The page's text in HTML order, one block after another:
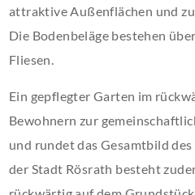
attraktive Außenflächen und
Die Bodenbeläge bestehen
Fliesen.
Ein gepflegter Garten im
Bewohnern zur
und rundet das Gesamtbild
der Stadt Rösrath besteht